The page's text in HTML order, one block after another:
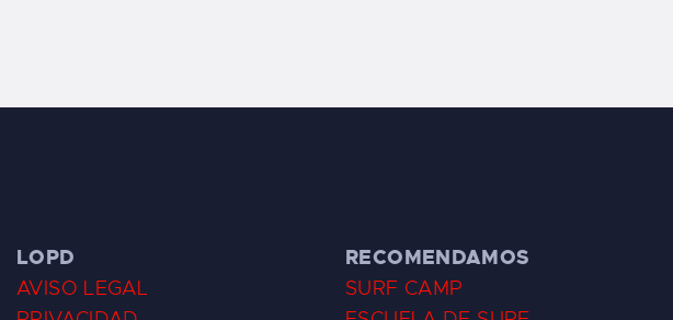
LOPD
AVISO LEGAL
RECOMENDAMOS
SURF CAMP